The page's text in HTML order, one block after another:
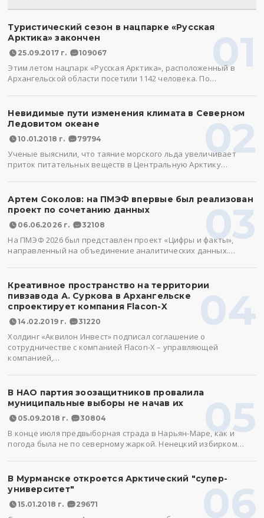
01
Туристический сезон в нацпарке «Русская
Арктика» закончен
25.09.2017 г. 109067
Этим летом нацпарк «Русская Арктика», расположенный в
Архангельской области посетили 1142 человека. По…
02
Невидимые пути изменения климата в Северном
Ледовитом океане
10.01.2018 г. 79794
Ученые выяснили, что таяние морского льда увеличивает
приток питательных веществ в Центральную Арктику…
03
Артем Соколов: на ПМЭФ впервые был реализован
проект по сочетанию данных
06.06.2026 г. 32108
На ПМЭФ 2026 был представлен проект «Цифры и факты»,
направленный на объединение аналитических данных.…
04
Креативное пространство на территории
пивзавода А. Суркова в Архангельске
спроектирует компания Flacon-X
14.02.2019 г. 31220
Холдинг «Аквилон Инвест» подписал соглашение о
сотрудничестве с компанией Flacon-X – управляющей
компанией,…
05
В НАО партия зоозащитников провалила
муниципальные выборы не начав их
05.09.2018 г. 30804
В конце июля предвыборная страда в Нарьян-Маре, как и
погода была не по северному жаркой. Ненецкий избирком…
06
В Мурманске откроется Арктический "супер-
университет"
15.01.2018 г. 29671